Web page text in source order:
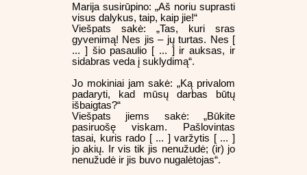
Marija susirūpino: „Aš noriu suprasti
visus dalykus, taip, kaip jie!“
Viešpats sakė: „Tas, kuri sras
gyvenimą! Nes jis – jų turtas. Nes [
... ] šio pasaulio [ ... ] ir auksas, ir
sidabras veda į suklydimą“.
Jo mokiniai jam sakė: „Ką privalom
padaryti, kad mūsų darbas būtų
išbaigtas?“
Viešpats jiems sakė: „Būkite
pasiruošę viskam. Pašlovintas
tasai, kuris rado [ ... ] varžytis [ ... ]
jo akių. Ir vis tik jis nenužudė; (ir) jo
nenužudė ir jis buvo nugalėtojas“.